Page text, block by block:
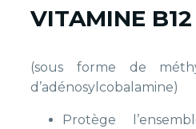
VITAMINE B12
(sous forme de
d’adénosylcobalamine)
Protège